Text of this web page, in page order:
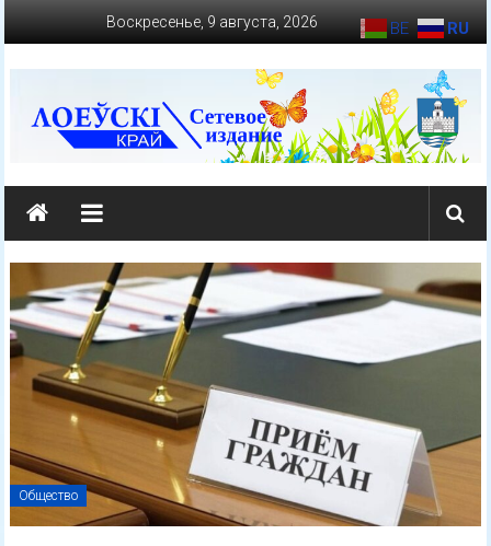
Воскресенье, 9 августа, 2026
loevkraj.by
Еженедельная
политическая
газета
Общество
BE RU